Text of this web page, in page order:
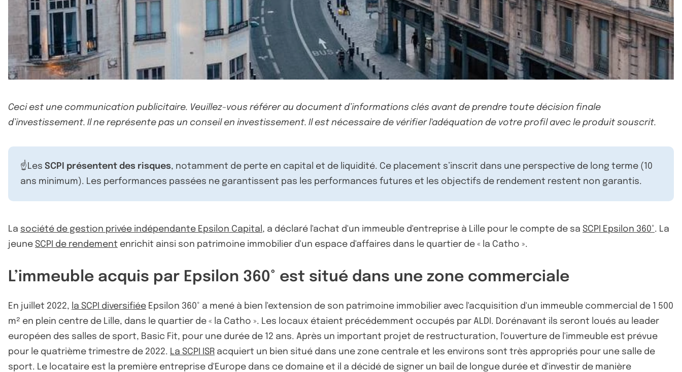
Ceci est une communication publicitaire. Veuillez-vous référer au document d’informations clés avant de prendre toute décision finale
d’investissement. Il ne représente pas un conseil en investissement. Il est nécessaire de vérifier l'adéquation de votre profil avec le produit souscrit.
☝️Les SCPI présentent des risques, notamment de perte en capital et de liquidité. Ce placement s’inscrit dans une perspective de long terme (10
ans minimum). Les performances passées ne garantissent pas les performances futures et les objectifs de rendement restent non garantis.
La société de gestion privée indépendante Epsilon Capital , a déclaré l'achat d'un immeuble d'entreprise à Lille pour le compte de sa SCPI Epsilon 360°. La
jeune SCPI de rendement enrichit ainsi son patrimoine immobilier d'un espace d'affaires dans le quartier de « la Catho ».
L’immeuble acquis par Epsilon 360° est situé dans une zone commerciale
En juillet 2022, la SCPI diversifiée Epsilon 360° a mené à bien l'extension de son patrimoine immobilier avec l'acquisition d'un immeuble commercial de 1 500
m² en plein centre de Lille, dans le quartier de « la Catho ». Les locaux étaient précédemment occupés par ALDI. Dorénavant ils seront loués au leader
européen des salles de sport, Basic Fit, pour une durée de 12 ans. Après un important projet de restructuration, l'ouverture de l'immeuble est prévue
pour le quatrième trimestre de 2022. La SCPI ISR acquiert un bien situé dans une zone centrale et les environs sont très appropriés pour une salle de
sport. Le locataire est la première entreprise d'Europe dans ce domaine et il a décidé de signer un bail de longue durée et d'investir de manière